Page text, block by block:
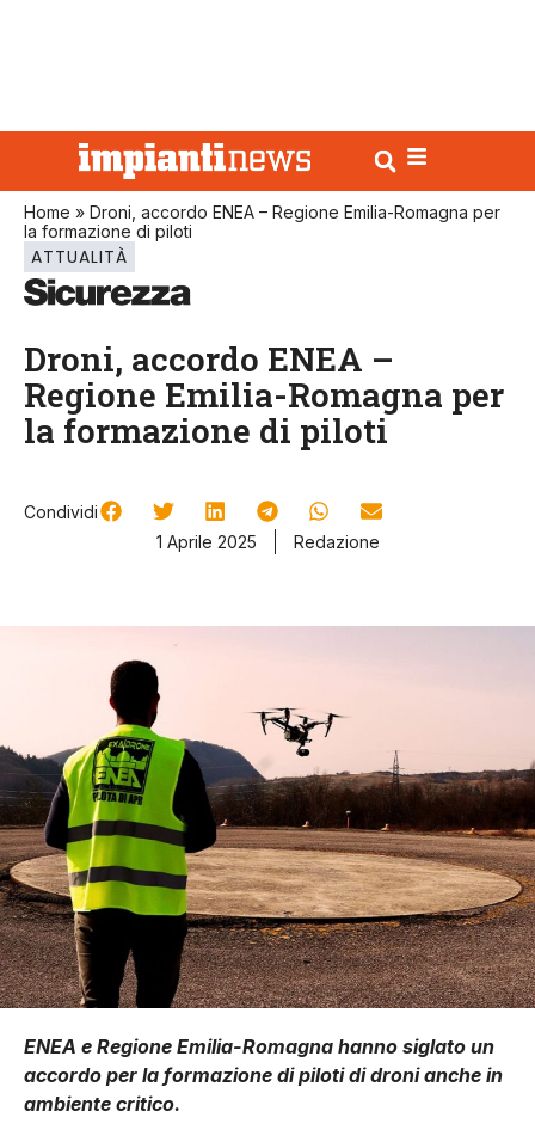
Home » Droni, accordo ENEA – Regione Emilia-Romagna per
la formazione di piloti
ATTUALITÀ
Droni, accordo ENEA –
Regione Emilia-Romagna per
la formazione di piloti
Condividi
1 Aprile 2025
Redazione
ENEA e Regione Emilia-Romagna hanno siglato un
accordo per la formazione di piloti di droni anche in
ambiente critico.